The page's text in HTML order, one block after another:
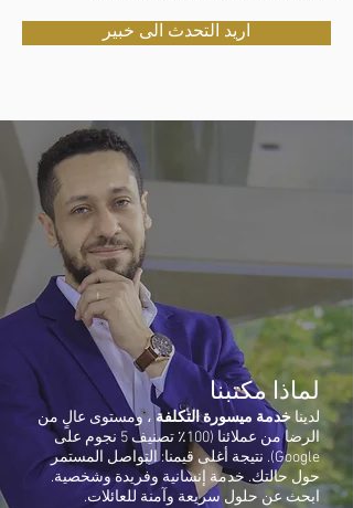
اريد التحدث الى خبير
لماذا مكتبنا
لدينا خدمة ميسورة التكلفة، ومستوى عالٍ من
الرضا من عملائنا (100٪ تصنيف 5 نجوم على
Google). نتيجة أغلى قيمنا: التواصل المستمر
حول حالتك. خدمة إنسانية وفريدة وشخصية.
ابحث عن حلول سريعة وآمنة للعائلات.